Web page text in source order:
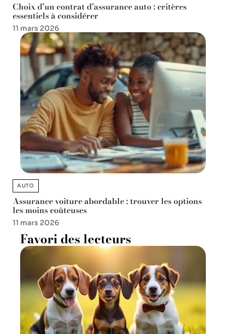
Choix d’un contrat d’assurance auto : critères
essentiels à considérer
11 mars 2026
AUTO
Assurance voiture abordable : trouver les options
les moins coûteuses
11 mars 2026
Favori des lecteurs